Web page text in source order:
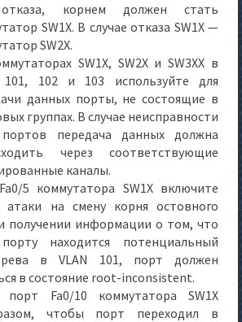
корнем должен стать
SW1X. В случае отказа SW1X —
SW2X.
SW1X, SW2X и SW3XX в
101, 102 и 103 используйте для
данных порты, не состоящие в
группах. В случае неисправности
передача данных должна
через соответствующие
каналы.
5 коммутатора SW1X включите
на смену корня остовного
получении информации о том, что
находится потенциальный
в VLAN 101, порт должен
в состояние root-inconsistent.
порт Fa0/10 коммутатора SW1X
чтобы порт переходил в